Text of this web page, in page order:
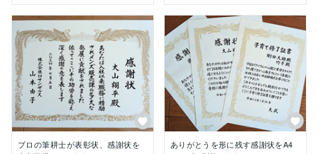
プロの筆耕士が表彰状、感謝状を
ありがとうを形に残す感謝状をA4